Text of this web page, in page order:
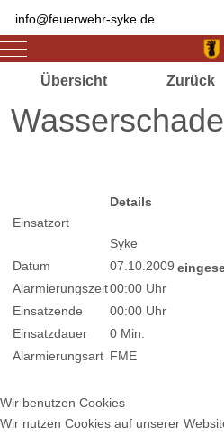
info@feuerwehr-syke.de
Mobile Menu Toggle
Übersicht Zurück
Einsatzort
Details
Syke
Datum
07.10.2009
Alarmierungszeit00:00 Uhr
Einsatzende
00:00 Uhr
Einsatzdauer
0 Min.
Alarmierungsart FME
Wir benutzen Cookies
Wir nutzen Cookies auf unserer